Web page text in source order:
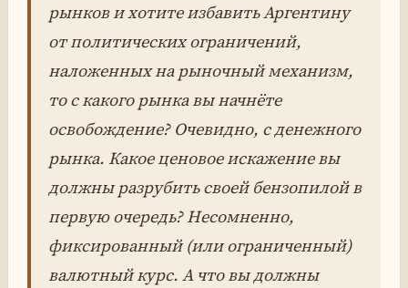
рынков и хотите избавить Аргентину
от политических ограничений,
наложенных на рыночный механизм,
то с какого рынка вы начнёте
освобождение? Очевидно, с денежного
рынка. Какое ценовое искажение вы
должны разрубить своей бензопилой в
первую очередь? Несомненно,
фиксированный (или ограниченный)
валютный курс. А что вы должны